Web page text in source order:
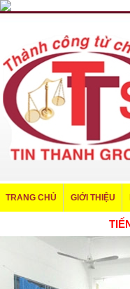
TRANG CHỦ GIỚI THIỆU